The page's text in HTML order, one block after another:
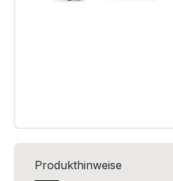
Produkthinweise